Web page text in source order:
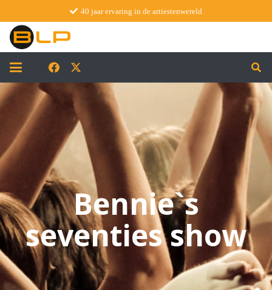
40 jaar ervaring in de artiestenwereld
Bennie`s
seventies show